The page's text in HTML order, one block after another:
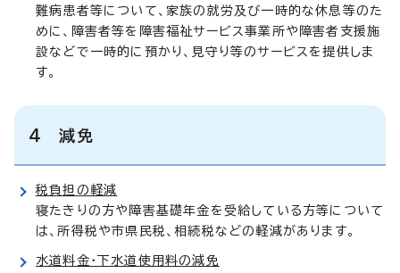
難病患者等について、家族の就労及び一時的な休息等のた
めに、障害者等を障害福祉サービス事業所や障害者支援施
設などで一時的に預かり、見守り等のサービスを提供しま
す。
4 減免
税負担の軽減
寝たきりの方や障害基礎年金を受給している方等について
は、所得税や市県民税、相続税などの軽減があります。
水道料金・下水道使用料の減免